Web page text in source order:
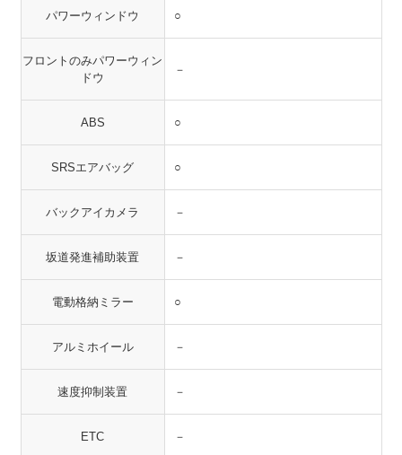
パワーウィンドウ ○
フロントのみパワーウィン
ドウ
－
ABS ○
SRSエアバッグ ○
バックアイカメラ －
坂道発進補助装置 －
電動格納ミラー ○
アルミホイール －
速度抑制装置 －
ETC －